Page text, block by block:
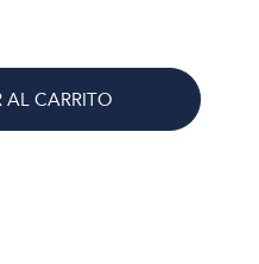
AL CARRITO